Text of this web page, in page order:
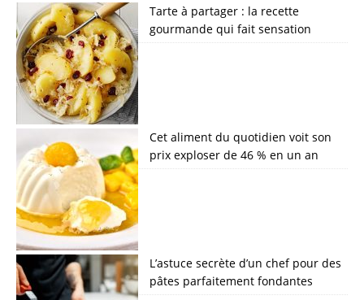
Tarte à partager : la recette
gourmande qui fait sensation
Cet aliment du quotidien voit son
prix exploser de 46 % en un an
L’astuce secrète d’un chef pour des
pâtes parfaitement fondantes